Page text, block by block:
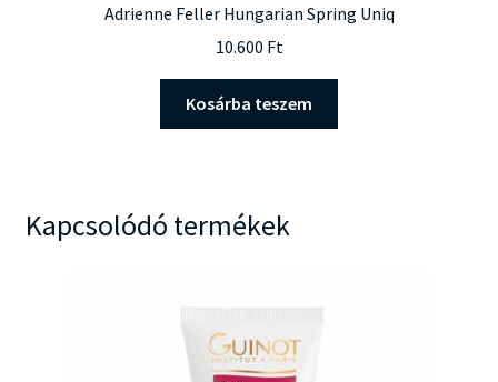
Adrienne Feller Hungarian Spring Uniq
10.600 Ft
Kosárba teszem
Kapcsolódó termékek